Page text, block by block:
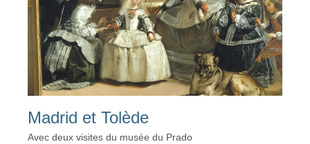
Madrid et Tolède
Avec deux visites du musée du Prado